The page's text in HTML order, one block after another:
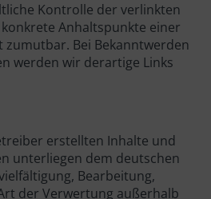
Kontrolle der verlinkten
Anhaltspunkte einer
zumutbar. Bei Bekanntwerden
werden wir derartige Links
erstellten Inhalte und
unterliegen dem deutschen
Bearbeitung,
der Verwertung außerhalb